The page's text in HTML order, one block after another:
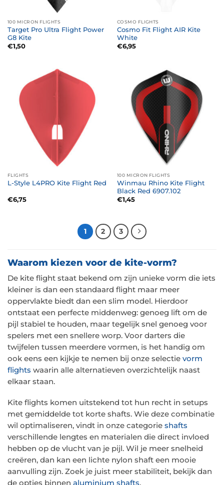
100 MICRON FLIGHTS
Target Pro Ultra Flight Power
G8 Kite
€1,50
COSMO FLIGHTS
Cosmo Fit Flight AIR Kite
White
€6,95
FLIGHTS
L-Style L4PRO Kite Flight Red
€6,75
100 MICRON FLIGHTS
Winmau Rhino Kite Flight
Black Red 6907.102
€1,45
1 2 3
Waarom kiezen voor de kite-vorm?
De kite flight staat bekend om zijn unieke vorm die iets
kleiner is dan een standaard flight maar meer
oppervlakte biedt dan een slim model. Hierdoor
ontstaat een perfecte middenweg: genoeg lift om de
pijl stabiel te houden, maar tegelijk snel genoeg voor
spelers met een snellere worp. Voor darters die
twijfelen tussen meerdere vormen, is het handig om
ook eens een kijkje te nemen bij onze selectie vorm
flights waarin alle alternatieven overzichtelijk naast
elkaar staan.
Kite flights komen uitstekend tot hun recht in setups
met gemiddelde tot korte shafts. Wie deze combinatie
wil optimaliseren, vindt in onze categorie shafts
verschillende lengtes en materialen die direct invloed
hebben op de vlucht van je pijl. Wil je meer snelheid
creëren, dan kan een lichte nylon shaft een mooie
aanvulling zijn. Zoek je juist meer stabiliteit, bekijk dan
de opties binnen aluminium shafts.